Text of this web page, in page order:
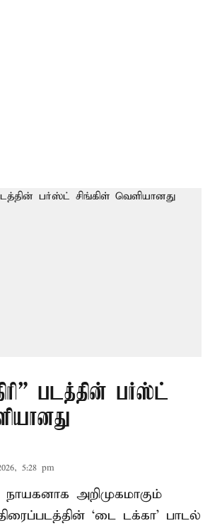
படத்தின் பர்ஸ்ட்
5:28 pm
நாயகனாக அறிமுகமாகும்
திரைப்படத்தின் ‘டை டக்கா’ பாடல்